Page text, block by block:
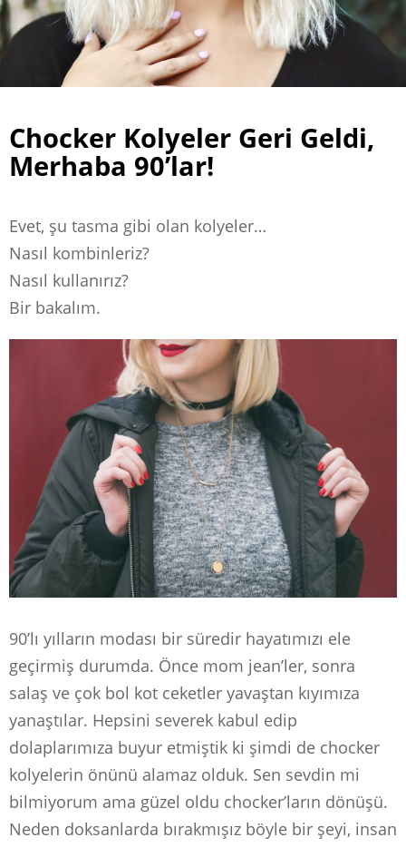
Chocker Kolyeler Geri Geldi,
Merhaba 90’lar!
Evet, şu tasma gibi olan kolyeler…
Nasıl kombinleriz?
Nasıl kullanırız?
Bir bakalım.
90’lı yılların modası bir süredir hayatımızı ele
geçirmiş durumda. Önce mom jean’ler, sonra
salaş ve çok bol kot ceketler yavaştan kıyımıza
yanaştılar. Hepsini severek kabul edip
dolaplarımıza buyur etmiştik ki şimdi de chocker
kolyelerin önünü alamaz olduk. Sen sevdin mi
bilmiyorum ama güzel oldu chocker’ların dönüşü.
Neden doksanlarda bırakmışız böyle bir şeyi, insan